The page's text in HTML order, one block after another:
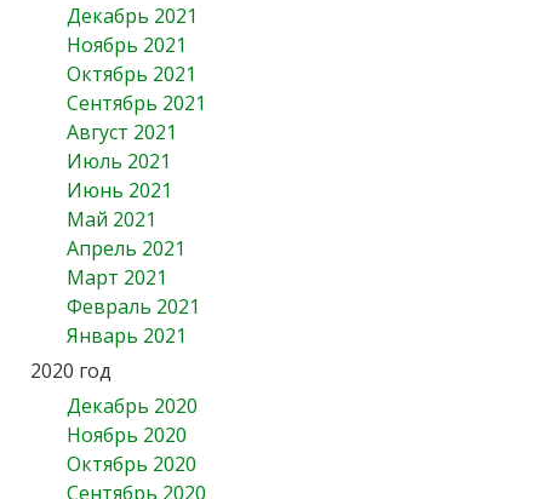
Декабрь 2021
Ноябрь 2021
Октябрь 2021
Сентябрь 2021
Август 2021
Июль 2021
Июнь 2021
Май 2021
Апрель 2021
Март 2021
Февраль 2021
Январь 2021
2020 год
Декабрь 2020
Ноябрь 2020
Октябрь 2020
Сентябрь 2020